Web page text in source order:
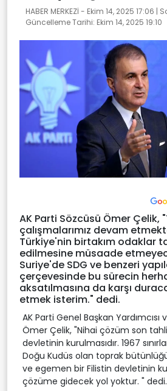
HABER MERKEZİ - Ekim 14, 2025 17:06 |
Güncelleme Tarihi: Ekim 14, 2025 19:10
AK Parti Sözcüsü Ömer Çelik,
çalışmalarımız devam
Türkiye'nin birtakım odaklar
edilmesine müsaade
Suriye'de SDG ve benzeri
çerçevesinde bu sürecin
aksatılmasına da karşı
etmek isterim." dedi.
AK Parti Genel Başkan Yardımcısı
Ömer Çelik, "Nihai çözüm son
devletinin kurulmasıdır. 1967
Doğu Kudüs olan toprak
ve egemen bir Filistin devletinin
çözüme gidecek yol yoktur. " dedi.